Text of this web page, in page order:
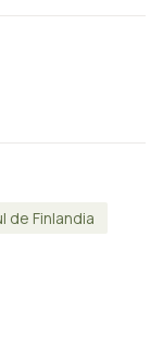
de Finlandia